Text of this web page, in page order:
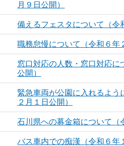
月９日公開）
備えるフェスタについて（令
職務怠慢について（令和６年
窓口対応の人数・窓口対応に
公開）
緊急車両が公園に入れるよう
２月１日公開）
石川県への募金箱について（
バス車内での痴漢（令和６年